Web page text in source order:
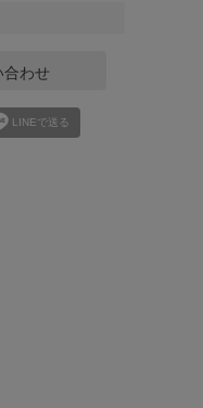
わせ
LINEで送る